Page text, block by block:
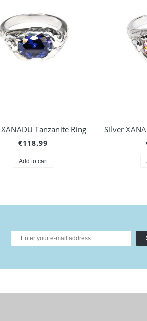
Tanzanite Ring
€118.99
Add to cart
Silver